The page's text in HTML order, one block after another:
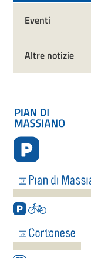
Eventi
Altre notizie